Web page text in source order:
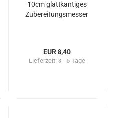
10cm glattkantiges
Zubereitungsmesser
EUR 8,40
Lieferzeit: 3 - 5 Tage